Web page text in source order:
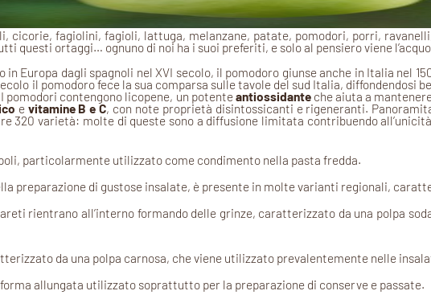
cicorie, fagiolini, fagioli, lattuga, melanzane, patate, pomodori, porri,
questi ortaggi… ognuno di noi ha i suoi preferiti, e solo al pensiero viene
in Europa dagli spagnoli nel XVI secolo, il pomodoro giunse anche in Italia nel
il pomodoro fece la sua comparsa sulle tavole del sud Italia, diffondendosi
pomodori contengono licopene, un potenteantiossidanteche aiuta a
e vitamine B e C, con note proprietà disintossicanti e rigeneranti.
320 varietà: molte di queste sono a diffusione limitata contribuendo
particolarmente utilizzato come condimento nella pasta fredda.
preparazione di gustose insalate, è presente in molte varianti regionali,
rientrano all’interno formando delle grinze, caratterizzato da una polpa
da una polpa carnosa, che viene utilizzato prevalentemente nelle
allungata utilizzato soprattutto per la preparazione di conserve e passate.